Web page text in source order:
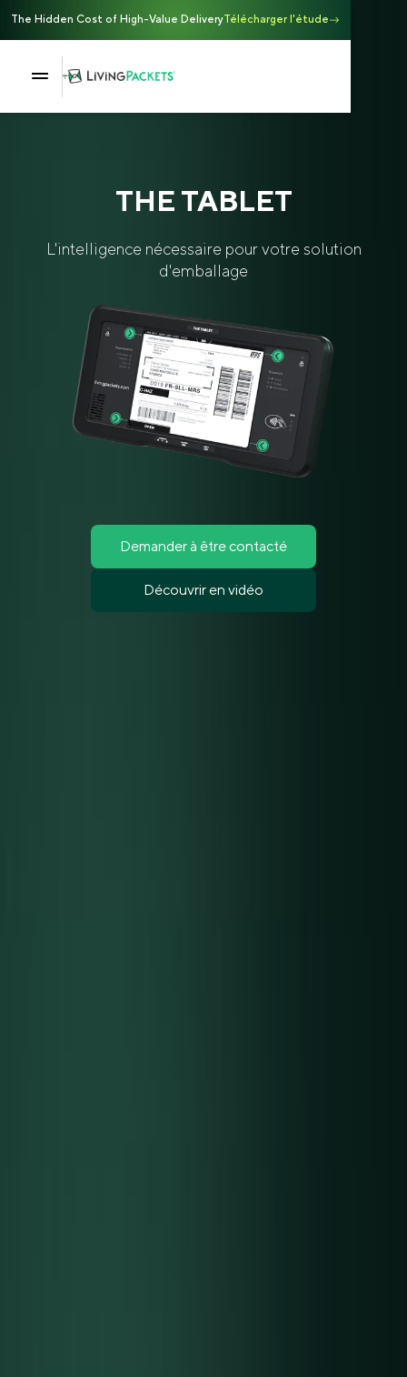
The Hidden Cost of High-Value DeliveryTélécharger l'étude
THE TABLET
L'intelligence nécessaire pour votre solution
d'emballage
Demander à être contacté
Découvrir en vidéo